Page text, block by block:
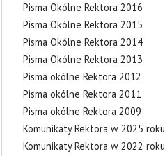
Pisma Okólne Rektora 2016
Pisma Okólne Rektora 2015
Pisma Okólne Rektora 2014
Pisma Okólne Rektora 2013
Pisma okólne Rektora 2012
Pisma okólne Rektora 2011
Pisma okólne Rektora 2009
Komunikaty Rektora w 2025 roku
Komunikaty Rektora w 2022 roku